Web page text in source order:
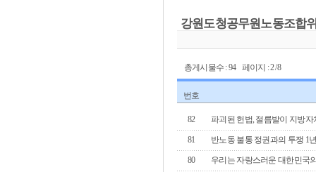
강원도청공무원노동조합
총게시물수 : 94 페이지 : 2 /8
번호
82 파괴된 헌법, 절름발이 지방자
81 반노동 불통 정권과의 투쟁 1
80 우리는 자랑스러운 대한민국